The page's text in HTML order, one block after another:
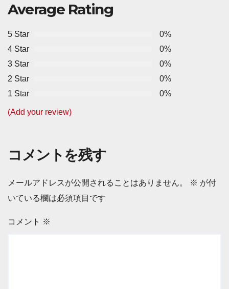
Average Rating
5 Star
0%
4 Star
0%
3 Star
0%
2 Star
0%
1 Star
0%
(Add your review)
コメントを残す
メールアドレスが公開されることはありません。 ※ が付
いている欄は必須項目です
コメント ※